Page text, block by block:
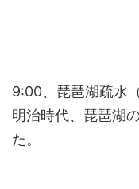
9:00、琵琶湖疏水
明治時代、琵琶湖
た。